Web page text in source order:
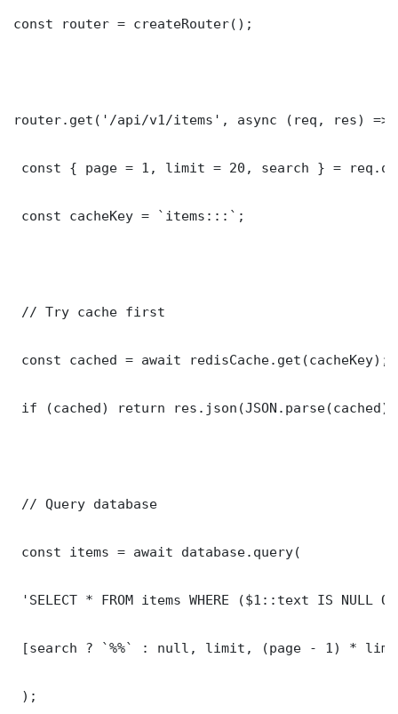
const router = createRouter();
router.get('/api/v1/items', async (req, res) =>
const { page = 1, limit = 20, search } =
const cacheKey = `items:::`;
// Try cache first
const cached = await redisCache.get(cacheKey);
if (cached) return
// Query database
const items = await database.query(
'SELECT * FROM items WHERE ($1::text IS NULL
[search ? `%%` : null, limit, (page - 1) *
);